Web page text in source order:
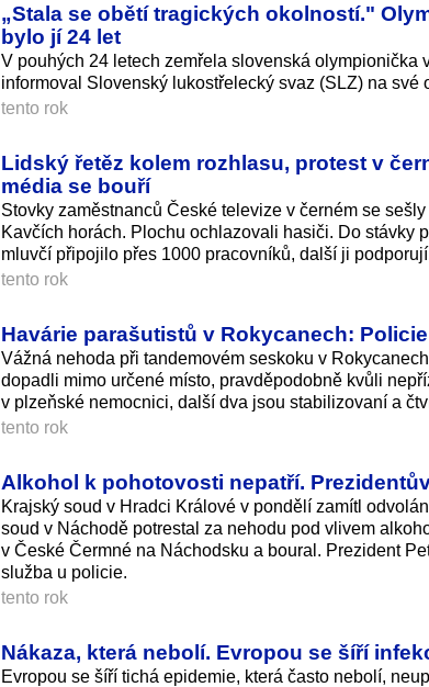
„Stala se obětí tragických okolností."
bylo jí 24 let
V pouhých 24 letech zemřela slovenská
informoval Slovenský lukostřelecký svaz (SLZ) na své
tento rok
Lidský řetěz kolem rozhlasu, protest v
média se bouří
Stovky zaměstnanců České televize v černém se
Kavčích horách. Plochu ochlazovali hasiči. Do stávky
mluvčí připojilo přes 1000 pracovníků, další ji
tento rok
Havárie parašutistů v Rokycanech:
Vážná nehoda při tandemovém seskoku v
dopadli mimo určené místo, pravděpodobně kvůli
v plzeňské nemocnici, další dva jsou stabilizovaní a
tento rok
Alkohol k pohotovosti nepatří.
Krajský soud v Hradci Králové v pondělí zamítl
soud v Náchodě potrestal za nehodu pod vlivem
v České Čermné na Náchodsku a boural. Prezident
služba u policie.
tento rok
Nákaza, která nebolí. Evropou se šíří
Evropou se šíří tichá epidemie, která často nebolí,